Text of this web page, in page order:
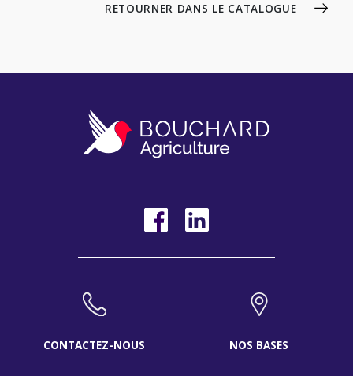
RETOURNER DANS LE CATALOGUE
CONTACTEZ-NOUS NOS BASES